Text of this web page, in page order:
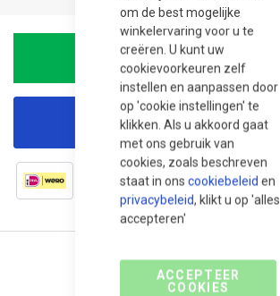
om de best mogelijke
winkelervaring voor u te
creëren. U kunt uw
cookievoorkeuren zelf
instellen en aanpassen door
op 'cookie instellingen' te
klikken. Als u akkoord gaat
met ons gebruik van
cookies, zoals beschreven
staat in ons cookiebeleid en
privacybeleid, klikt u op 'alles
accepteren'
ACCEPTEER
COOKIES
In winkelwagen
Korting aanvragen